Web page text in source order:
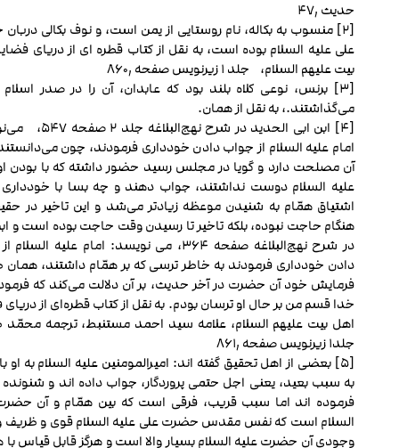
حدیث ۴۷٫
[۲] منسوب به بکاله، نام روستایی از یمن است، و نوف بکالی
علی علیه السلام بوده است، به نقل از کتاب قطره ای از دریای
بیت علیهم السلام، جلد ۱ زیرنویس صفحه ۸۶۰٫
[۳] برنس، نوعی کلاه بلند بود که عابدان، آن را در صدر
می‌گذاشتند.، به نقل از همان.
[۴] ابن ابی الحدید در شرح
امام علیه السلام از جواب دادن خودداری فرمودند، چون
آن مصلحت دارد و گویا در مجلس رسید حضور داشته که با بودن
علیه السلام دوست نداشتند، جواب دهند و چه بسا با خودداری
اشتیاق همّام به شنیدن موعظه زیاد‌تر می‌شد و این تاخیر در
هنگام حاجت نبوده، بلکه تاخیر تا رسیدن وقت حاجت بوده است و
در شرح نهج‌البلاغه صفحه ۳۶۴، می نویسد: امام علیه
دادن خودداری فرمودند به خاطر ترسی که بر همّام داشتند، همان
فرمایش خود آن حضرت در آخر حدیث، بر آن دلالت می‌کند که
خدا قسم من بر حال او ترسان بودم. به نقل از کتاب قطره‌ای از
اهل بیت علیهم السلام، علامه سید احمد مستنبط، ترجمه محمّد
جلد۱ زیرنویس صفحه ۸۶۱٫
[۵] بعضی از اهل تحقیق گفته ‏اند: امیرالمومنین علیه السلام به او
به سبب بعید، یعنی اجل حتمی پروردگار، جواب داده ‏اند و شنونده
فرموده ‏اند اما سبب قریب، فرقی است که بین همّام و آن
السلام است که نفس مقدس حضرت علی علیه السلام قوی و
وجودی آن حضرت علیه السلام بسیار والا است و هرگز قابل قیاس با